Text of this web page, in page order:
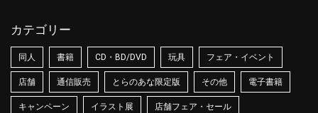
カテゴリー
同人 書籍 CD・BD/DVD 玩具 フェア・イベント
店舗 通信販売 とらのあな限定版 その他 電子書籍
キャンペーン イラスト展 店舗フェア・セール